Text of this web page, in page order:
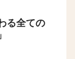
る全ての